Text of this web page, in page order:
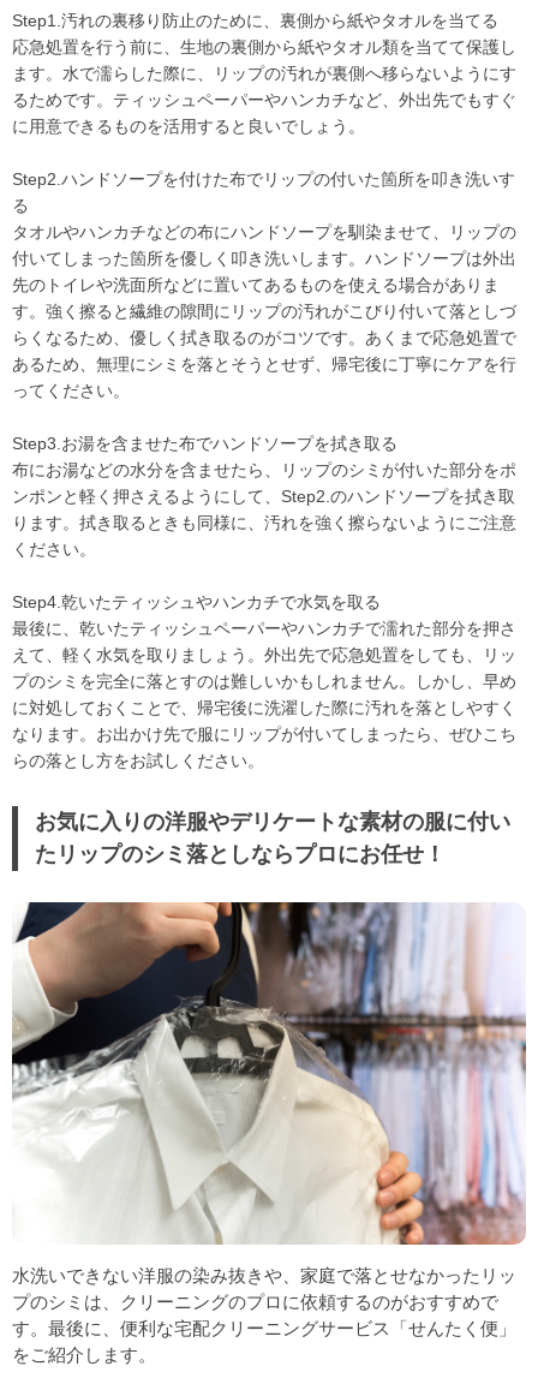
Step1.汚れの裏移り防止のために、裏側から紙やタオルを当てる
応急処置を行う前に、生地の裏側から紙やタオル類を当てて保護し
ます。水で濡らした際に、リップの汚れが裏側へ移らないようにす
るためです。ティッシュペーパーやハンカチなど、外出先でもすぐ
に用意できるものを活用すると良いでしょう。
Step2.ハンドソープを付けた布でリップの付いた箇所を叩き洗いす
る
タオルやハンカチなどの布にハンドソープを馴染ませて、リップの
付いてしまった箇所を優しく叩き洗いします。ハンドソープは外出
先のトイレや洗面所などに置いてあるものを使える場合がありま
す。強く擦ると繊維の隙間にリップの汚れがこびり付いて落としづ
らくなるため、優しく拭き取るのがコツです。あくまで応急処置で
あるため、無理にシミを落とそうとせず、帰宅後に丁寧にケアを行
ってください。
Step3.お湯を含ませた布でハンドソープを拭き取る
布にお湯などの水分を含ませたら、リップのシミが付いた部分をポ
ンポンと軽く押さえるようにして、Step2.のハンドソープを拭き取
ります。拭き取るときも同様に、汚れを強く擦らないようにご注意
ください。
Step4.乾いたティッシュやハンカチで水気を取る
最後に、乾いたティッシュペーパーやハンカチで濡れた部分を押さ
えて、軽く水気を取りましょう。外出先で応急処置をしても、リッ
プのシミを完全に落とすのは難しいかもしれません。しかし、早め
に対処しておくことで、帰宅後に洗濯した際に汚れを落としやすく
なります。お出かけ先で服にリップが付いてしまったら、ぜひこち
らの落とし方をお試しください。
お気に入りの洋服やデリケートな素材の服に付い
たリップのシミ落としならプロにお任せ！
水洗いできない洋服の染み抜きや、家庭で落とせなかったリッ
プのシミは、クリーニングのプロに依頼するのがおすすめで
す。最後に、便利な宅配クリーニングサービス「せんたく便」
をご紹介します。